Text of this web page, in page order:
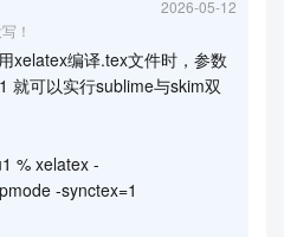
2026-05-12
！
xelatex编译.tex文件时，参数
就可以实行sublime与skim双
% xelatex -
-synctex=1